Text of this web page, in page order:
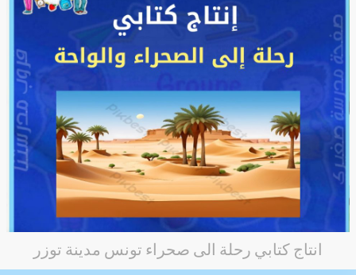
انتاج كتابي رحلة الى صحراء تونس مدينة توزر